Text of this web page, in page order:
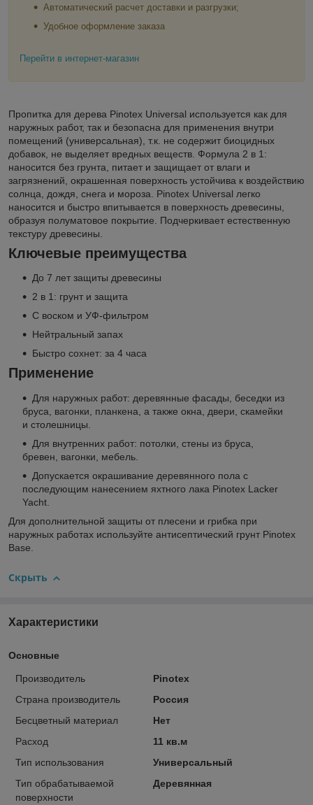
Автоматический расчет доставки и разгрузки;
Удобное оформление заказа
Перейти в интернет-магазин
Пропитка для дерева Pinotex Universal используется как для
наружных работ, так и безопасна для применения внутри
помещений (универсальная), т.к. не содержит биоцидных
добавок, не выделяет вредных веществ. Формула 2 в 1:
наносится без грунта, питает и защищает от влаги и
загрязнений, окрашенная поверхность устойчива к воздействию
солнца, дождя, снега и мороза. Pinotex Universal легко
наносится и быстро впитывается в поверхность древесины,
образуя полуматовое покрытие. Подчеркивает естественную
текстуру древесины.
Ключевые преимущества
До 7 лет защиты древесины
2 в 1: грунт и защита
С воском и УФ-фильтром
Нейтральный запах
Быстро сохнет: за 4 часа
Применение
Для наружных работ: деревянные фасады, беседки из
бруса, вагонки, планкена, а также окна, двери, скамейки
и столешницы.
Для внутренних работ: потолки, стены из бруса,
бревен, вагонки, мебель.
Допускается окрашивание деревянного пола с
последующим нанесением яхтного лака Pinotex Lacker
Yacht.
Для дополнительной защиты от плесени и грибка при
наружных работах используйте антисептический грунт Pinotex
Base.
Скрыть
Характеристики
Основные
Производитель
Pinotex
Страна производитель
Россия
Бесцветный материал
Нет
Расход
11 кв.м
Тип использования
Универсальный
Тип обрабатываемой
поверхности
Деревянная